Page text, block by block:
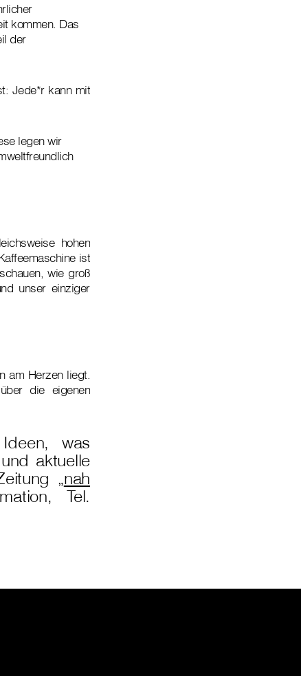
kommen. Das
der
Jede*r kann mit
legen wir
hohen
ist
wie groß
unser einziger
am Herzen liegt.
die eigenen
was
aktuelle
„nah
Tel.